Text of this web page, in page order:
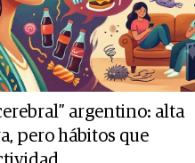
argentino: alta
pero hábitos que